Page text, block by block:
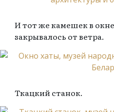
И тот же камешек в
закрывалось от ветра.
Ткацкий станок.